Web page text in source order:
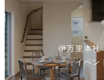
伊万里本社
イベン